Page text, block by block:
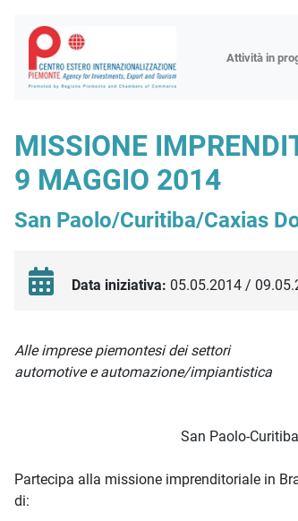
Attività in
MISSIONE
9 MAGGIO 2014
San Paolo/Curitiba/Caxias
Data iniziativa: 05.05.2014 /
Descrizione iniziativa
Alle imprese piemontesi dei settori
automotive e automazione/impiantistica
San Paolo-
Partecipa alla missione imprenditoriale in
di: